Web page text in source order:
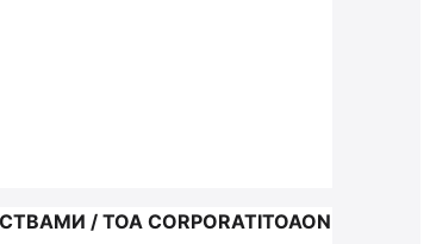
/ TOA CORPORATITOAON